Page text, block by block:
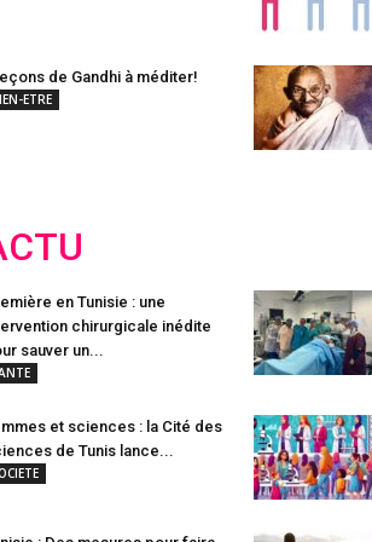
de Gandhi à méditer!
ETRE
en Tunisie : une
chirurgicale inédite
sauver un...
et sciences : la Cité des
de Tunis lance...